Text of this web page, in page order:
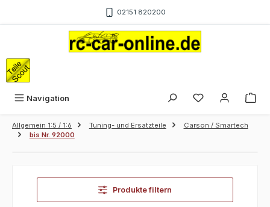
02151 820200
Navigation
Allgemein 1:5 / 1:6 Tuning- und Ersatzteile
Carson / Smartech
bis Nr. 92000
Produkte filtern